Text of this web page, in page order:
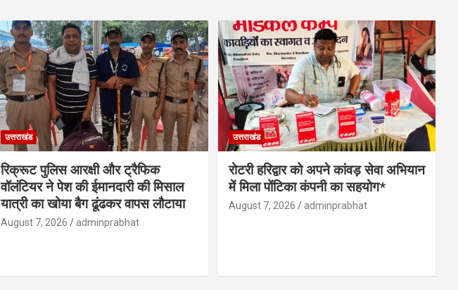
उत्तराखंड
रिक्रूट पुलिस आरक्षी और ट्रैफिक
वॉलंटियर ने पेश की ईमानदारी की मिसाल
यात्री का खोया बैग ढूंढकर वापस लौटाया
August 7, 2026 adminprabhat
उत्तराखंड
रोटरी हरिद्वार को अपने कांवड़ सेवा अभियान
में मिला पोंटिका कंपनी का सहयोग*
August 7, 2026 adminprabhat